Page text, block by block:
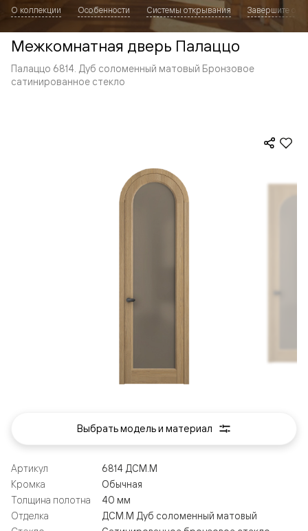
О коллекции Особенности Системы открывания Завершите
Межкомнатная дверь Палаццо
Палаццо 6814. Дуб соломенный матовый Бронзовое
сатинированное стекло
Артикул
6814 ДСМ.М
Кромка
Обычная
Толщина полотна
40 мм
Отделка
ДСМ.М Дуб соломенный матовый
Выбрать модель и материал